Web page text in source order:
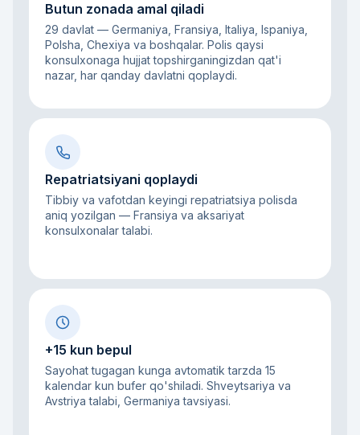
Butun zonada amal qiladi
29 davlat — Germaniya, Fransiya, Italiya, Ispaniya,
Polsha, Chexiya va boshqalar. Polis qaysi
konsulxonaga hujjat topshirganingizdan qat'i
nazar, har qanday davlatni qoplaydi.
Repatriatsiyani qoplaydi
Tibbiy va vafotdan keyingi repatriatsiya polisda
aniq yozilgan — Fransiya va aksariyat
konsulxonalar talabi.
+15 kun bepul
Sayohat tugagan kunga avtomatik tarzda 15
kalendar kun bufer qo'shiladi. Shveytsariya va
Avstriya talabi, Germaniya tavsiyasi.